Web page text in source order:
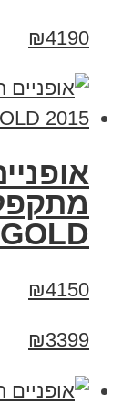
₪4190
₪4150
₪3399